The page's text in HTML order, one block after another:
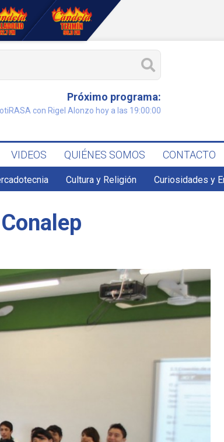
Próximo programa:
con Rigel Alonzo hoy a las 19:00:00
VIDEOS QUIÉNES SOMOS CONTACTO
Cultura y Religión Curiosidades y